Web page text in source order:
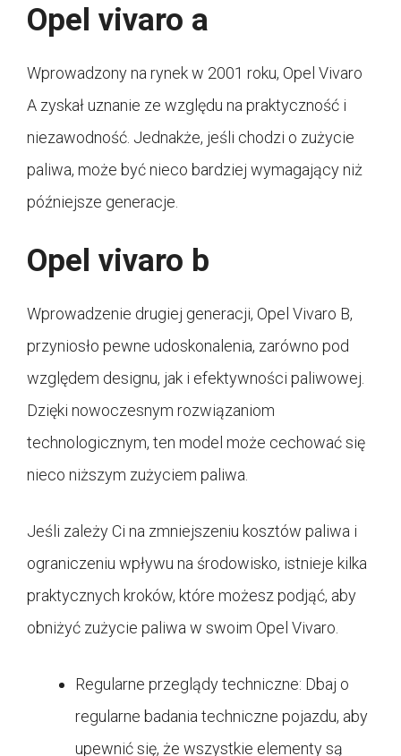
Opel vivaro a
Wprowadzony na rynek w 2001 roku, Opel Vivaro
A zyskał uznanie ze względu na praktyczność i
niezawodność. Jednakże, jeśli chodzi o zużycie
paliwa, może być nieco bardziej wymagający niż
późniejsze generacje.
Opel vivaro b
Wprowadzenie drugiej generacji, Opel Vivaro B,
przyniosło pewne udoskonalenia, zarówno pod
względem designu, jak i efektywności paliwowej.
Dzięki nowoczesnym rozwiązaniom
technologicznym, ten model może cechować się
nieco niższym zużyciem paliwa.
Jeśli zależy Ci na zmniejszeniu kosztów paliwa i
ograniczeniu wpływu na środowisko, istnieje kilka
praktycznych kroków, które możesz podjąć, aby
obniżyć zużycie paliwa w swoim Opel Vivaro.
Regularne przeglądy techniczne: Dbaj o
regularne badania techniczne pojazdu, aby
upewnić się, że wszystkie elementy są